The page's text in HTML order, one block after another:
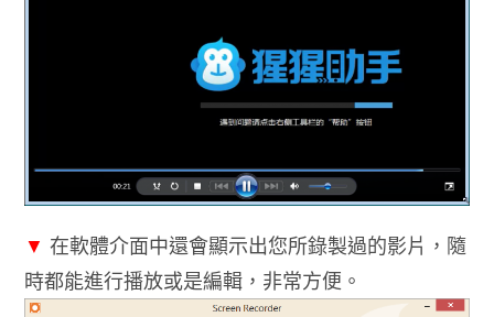
▼ 在軟體介面中還會顯示出您所錄製過的影片，隨
時都能進行播放或是編輯，非常方便。